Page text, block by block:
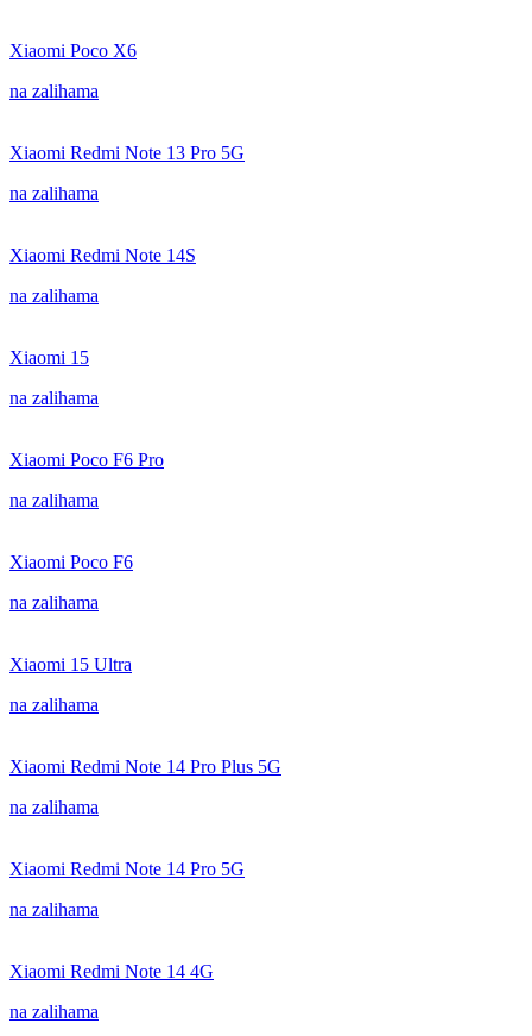
Xiaomi Poco X6
na zalihama
Xiaomi Redmi Note 13 Pro 5G
na zalihama
Xiaomi Redmi Note 14S
na zalihama
Xiaomi 15
na zalihama
Xiaomi Poco F6 Pro
na zalihama
Xiaomi Poco F6
na zalihama
Xiaomi 15 Ultra
na zalihama
Xiaomi Redmi Note 14 Pro Plus 5G
na zalihama
Xiaomi Redmi Note 14 Pro 5G
na zalihama
Xiaomi Redmi Note 14 4G
na zalihama